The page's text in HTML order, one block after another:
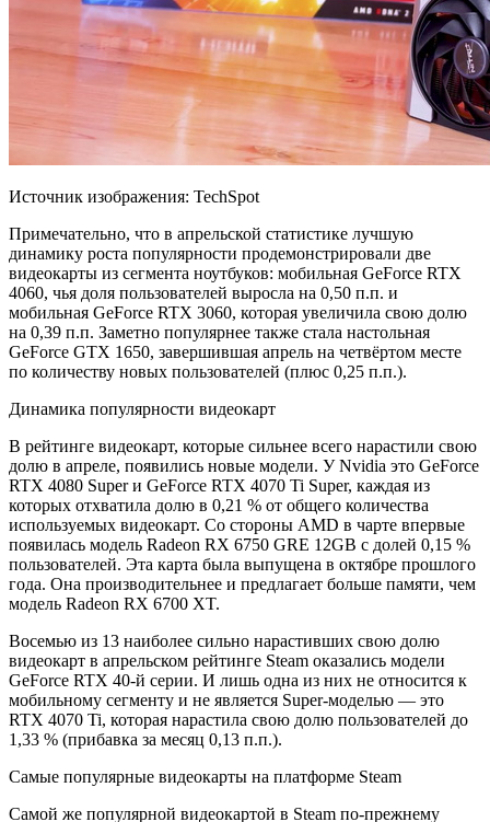
Источник изображения: TechSpot
Примечательно, что в апрельской статистике лучшую
динамику роста популярности продемонстрировали две
видеокарты из сегмента ноутбуков: мобильная GeForce RTX
4060, чья доля пользователей выросла на 0,50 п.п. и
мобильная GeForce RTX 3060, которая увеличила свою долю
на 0,39 п.п. Заметно популярнее также стала настольная
GeForce GTX 1650, завершившая апрель на четвёртом месте
по количеству новых пользователей (плюс 0,25 п.п.).
Динамика популярности видеокарт
В рейтинге видеокарт, которые сильнее всего нарастили свою
долю в апреле, появились новые модели. У Nvidia это GeForce
RTX 4080 Super и GeForce RTX 4070 Ti Super, каждая из
которых отхватила долю в 0,21 % от общего количества
используемых видеокарт. Со стороны AMD в чарте впервые
появилась модель Radeon RX 6750 GRE 12GB с долей 0,15 %
пользователей. Эта карта была выпущена в октябре прошлого
года. Она производительнее и предлагает больше памяти, чем
модель Radeon RX 6700 XT.
Восемью из 13 наиболее сильно нарастивших свою долю
видеокарт в апрельском рейтинге Steam оказались модели
GeForce RTX 40-й серии. И лишь одна из них не относится к
мобильному сегменту и не является Super-моделью — это
RTX 4070 Ti, которая нарастила свою долю пользователей до
1,33 % (прибавка за месяц 0,13 п.п.).
Самые популярные видеокарты на платформе Steam
Самой же популярной видеокартой в Steam по-прежнему